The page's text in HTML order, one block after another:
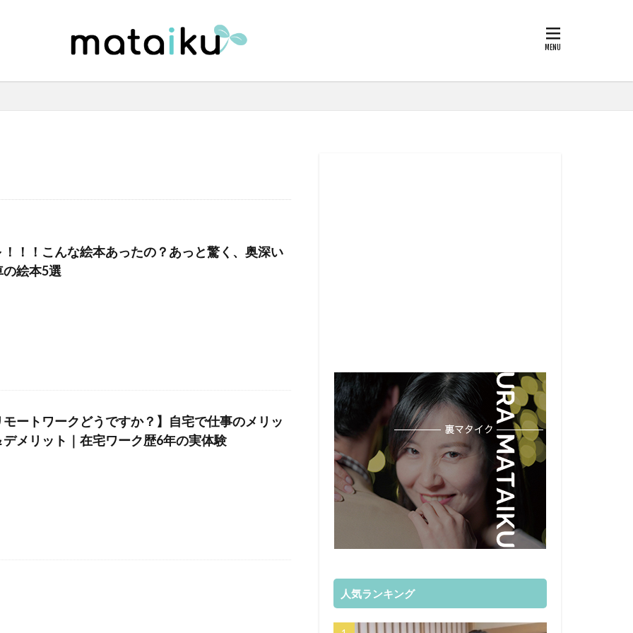
！！！こんな絵本あったの？あっと驚く、奥深い
の絵本5選
モートワークどうですか？】自宅で仕事のメリッ
デメリット｜在宅ワーク歴6年の実体験
人気ランキング